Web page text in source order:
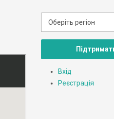
Вхід
Реєстрація